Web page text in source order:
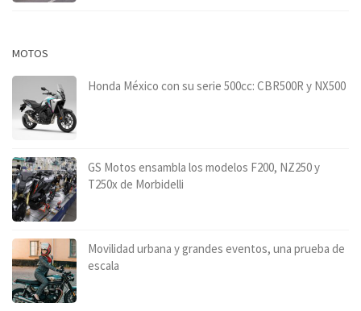
MOTOS
Honda México con su serie 500cc: CBR500R y NX500
GS Motos ensambla los modelos F200, NZ250 y
T250x de Morbidelli
Movilidad urbana y grandes eventos, una prueba de
escala